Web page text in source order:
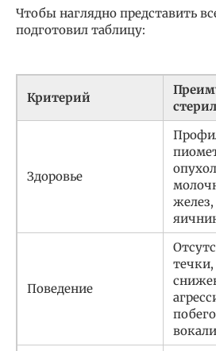
Чтобы наглядно представить
подготовил таблицу:
Критерий
Здоровье
Поведение
течки,